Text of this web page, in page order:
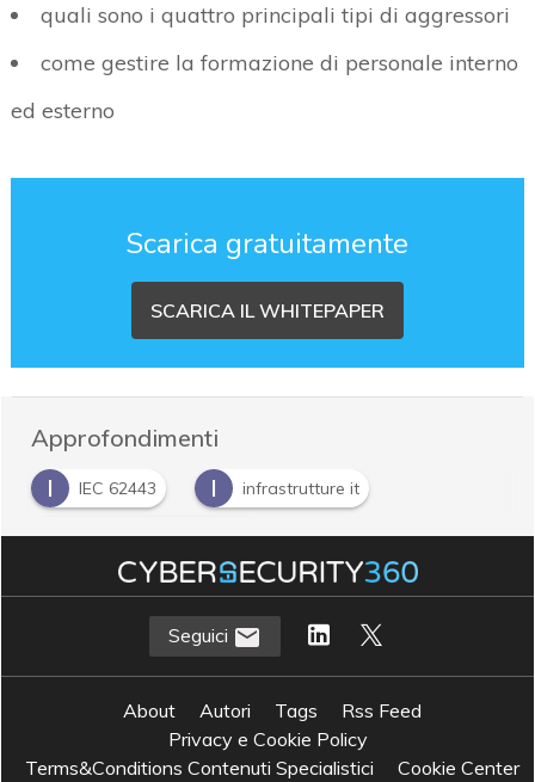
quali sono i quattro principali tipi di aggressori
come gestire la formazione di personale interno
ed esterno
Scarica gratuitamente
SCARICA IL WHITEPAPER
Approfondimenti
I
IEC 62443 I infrastrutture it
S Sicurezza informatica
standard industriale
Seguici
About Autori Tags
Rss Feed
Privacy e Cookie Policy
Terms&Conditions Contenuti Specialistici
Cookie Center